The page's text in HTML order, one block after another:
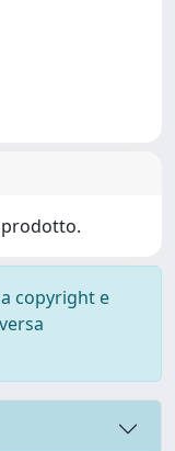
prodotto.
copyright e